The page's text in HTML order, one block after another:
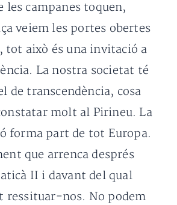
les campanes toquen,
veiem les portes obertes
tot això és una invitació a
La nostra societat té
de transcendència, cosa
molt al Pirineu. La
forma part de tot Europa.
que arrenca després
II i davant del qual
ressituar-nos. No podem